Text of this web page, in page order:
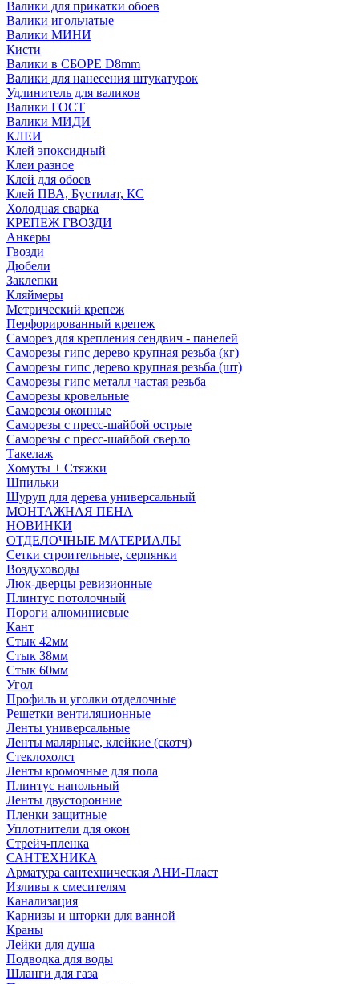
Валики для прикатки обоев
Валики игольчатые
Валики МИНИ
Кисти
Валики в СБОРЕ D8mm
Валики для нанесения штукатурок
Удлинитель для валиков
Валики ГОСТ
Валики МИДИ
КЛЕИ
Клей эпоксидный
Клеи разное
Клей для обоев
Клей ПВА, Бустилат, КС
Холодная сварка
КРЕПЕЖ ГВОЗДИ
Анкеры
Гвозди
Дюбели
Заклепки
Кляймеры
Метрический крепеж
Перфорированный крепеж
Саморез для крепления сендвич - панелей
Саморезы гипс дерево крупная резьба (кг)
Саморезы гипс дерево крупная резьба (шт)
Саморезы гипс металл частая резьба
Саморезы кровельные
Саморезы оконные
Саморезы с пресс-шайбой острые
Саморезы с пресс-шайбой сверло
Такелаж
Хомуты + Стяжки
Шпильки
Шуруп для дерева универсальный
МОНТАЖНАЯ ПЕНА
НОВИНКИ
ОТДЕЛОЧНЫЕ МАТЕРИАЛЫ
Сетки строительные, серпянки
Воздуховоды
Люк-дверцы ревизионные
Плинтус потолочный
Пороги алюминиевые
Кант
Стык 42мм
Стык 38мм
Стык 60мм
Угол
Профиль и уголки отделочные
Решетки вентиляционные
Ленты универсальные
Ленты малярные, клейкие (скотч)
Стеклохолст
Ленты кромочные для пола
Плинтус напольный
Ленты двусторонние
Пленки защитные
Уплотнители для окон
Стрейч-пленка
САНТЕХНИКА
Арматура сантехническая АНИ-Пласт
Изливы к смесителям
Канализация
Карнизы и шторки для ванной
Краны
Лейки для душа
Подводка для воды
Шланги для газа